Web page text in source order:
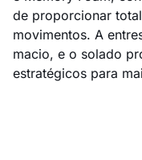
de proporcionar
movimentos. A
macio, e o solado
estratégicos para